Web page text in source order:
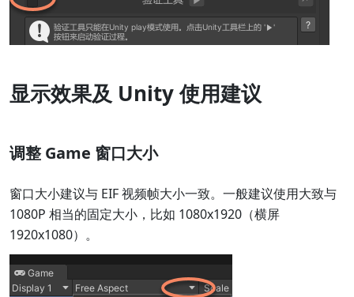
显示效果及 Unity 使用建议
调整 Game 窗口大小
窗口大小建议与 EIF 视频帧大小一致。一般建议使用大致与
1080P 相当的固定大小，比如 1080x1920（横屏
1920x1080）。